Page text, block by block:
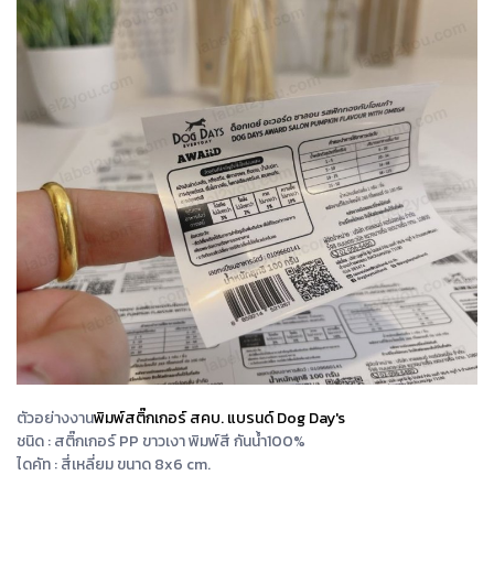
ตัวอย่างงานพิมพ์สติ๊กเกอร์ สคบ. แบรนด์ Dog Day's
ชนิด : สติ๊กเกอร์ PP ขาวเงา พิมพ์สี กันน้ำ100%
ไดคัท : สี่เหลี่ยม ขนาด 8x6 cm.